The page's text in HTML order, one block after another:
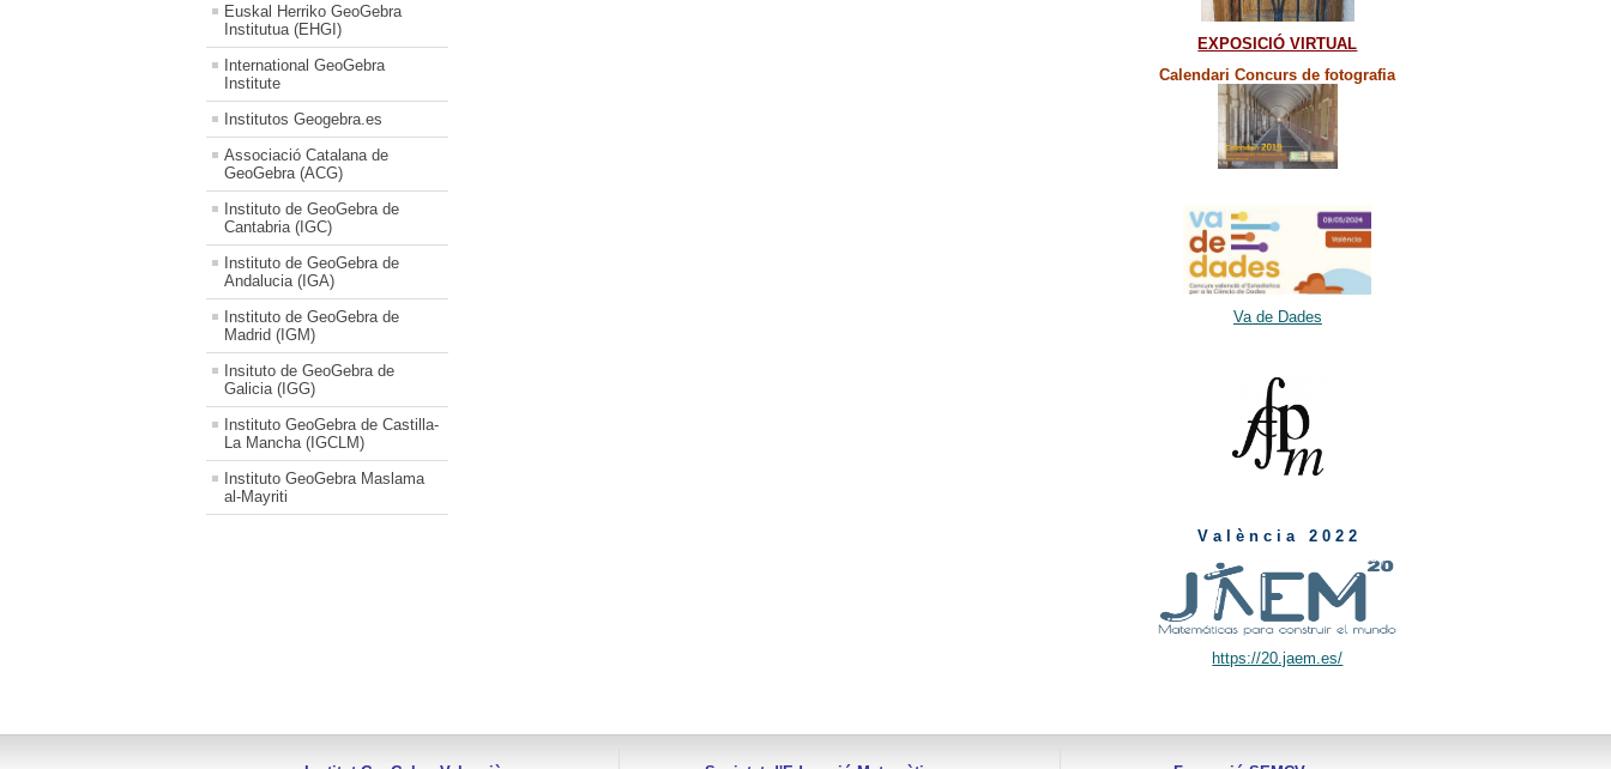
Euskal Herriko GeoGebra
Institutua (EHGI)
International GeoGebra
Institute
Institutos Geogebra.es
Associació Catalana de
GeoGebra (ACG)
Instituto de GeoGebra de
Cantabria (IGC)
Instituto de GeoGebra de
Andalucia (IGA)
Instituto de GeoGebra de
Madrid (IGM)
Insituto de GeoGebra de
Galicia (IGG)
Instituto GeoGebra de Castilla-
La Mancha (IGCLM)
Instituto GeoGebra Maslama
al-Mayriti
EXPOSICIÓ VIRTUAL
Calendari Concurs de fotografia
Va de Dades
V a l è n c i a 2 0 2 2
https://20.jaem.es/